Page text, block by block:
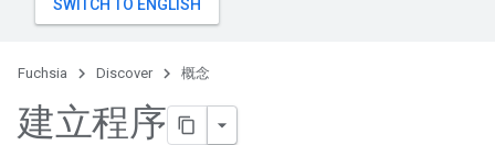
Fuchsia Discover 概念
建立程序